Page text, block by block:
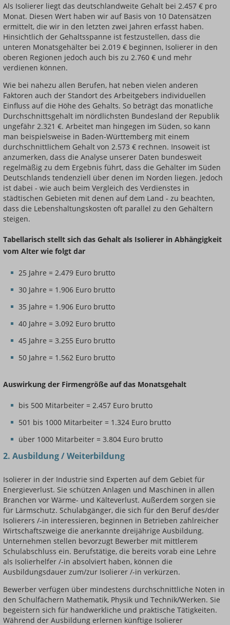
Als Isolierer liegt das deutschlandweite Gehalt bei 2.457 € pro
Monat. Diesen Wert haben wir auf Basis von 10 Datensätzen
ermittelt, die wir in den letzten zwei Jahren erfasst haben.
Hinsichtlich der Gehaltsspanne ist festzustellen, dass die
unteren Monatsgehälter bei 2.019 € beginnen, Isolierer in den
oberen Regionen jedoch auch bis zu 2.760 € und mehr
verdienen können.
Wie bei nahezu allen Berufen, hat neben vielen anderen
Faktoren auch der Standort des Arbeitgebers individuellen
Einfluss auf die Höhe des Gehalts. So beträgt das monatliche
Durchschnittsgehalt im nördlichsten Bundesland der Republik
ungefähr 2.321 €. Arbeitet man hingegen im Süden, so kann
man beispielsweise in Baden-Württemberg mit einem
durchschnittlichem Gehalt von 2.573 € rechnen. Insoweit ist
anzumerken, dass die Analyse unserer Daten bundesweit
regelmäßig zu dem Ergebnis führt, dass die Gehälter im Süden
Deutschlands tendenziell über denen im Norden liegen. Jedoch
ist dabei - wie auch beim Vergleich des Verdienstes in
städtischen Gebieten mit denen auf dem Land - zu beachten,
dass die Lebenshaltungskosten oft parallel zu den Gehältern
steigen.
Tabellarisch stellt sich das Gehalt als Isolierer in Abhängigkeit
vom Alter wie folgt dar
25 Jahre = 2.479 Euro brutto
30 Jahre = 1.906 Euro brutto
35 Jahre = 1.906 Euro brutto
40 Jahre = 3.092 Euro brutto
45 Jahre = 3.255 Euro brutto
50 Jahre = 1.562 Euro brutto
Auswirkung der Firmengröße auf das Monatsgehalt
bis 500 Mitarbeiter = 2.457 Euro brutto
501 bis 1000 Mitarbeiter = 1.324 Euro brutto
über 1000 Mitarbeiter = 3.804 Euro brutto
2. Ausbildung / Weiterbildung
Isolierer in der Industrie sind Experten auf dem Gebiet für
Energieverlust. Sie schützen Anlagen und Maschinen in allen
Branchen vor Wärme- und Kälteverlust. Außerdem sorgen sie
für Lärmschutz. Schulabgänger, die sich für den Beruf des/der
Isolierers /-in interessieren, beginnen in Betrieben zahlreicher
Wirtschaftszweige die anerkannte dreijährige Ausbildung.
Unternehmen stellen bevorzugt Bewerber mit mittlerem
Schulabschluss ein. Berufstätige, die bereits vorab eine Lehre
als Isolierhelfer /-in absolviert haben, können die
Ausbildungsdauer zum/zur Isolierer /-in verkürzen.
Bewerber verfügen über mindestens durchschnittliche Noten in
den Schulfächern Mathematik, Physik und Technik/Werken. Sie
begeistern sich für handwerkliche und praktische Tätigkeiten.
Während der Ausbildung erlernen künftige Isolierer